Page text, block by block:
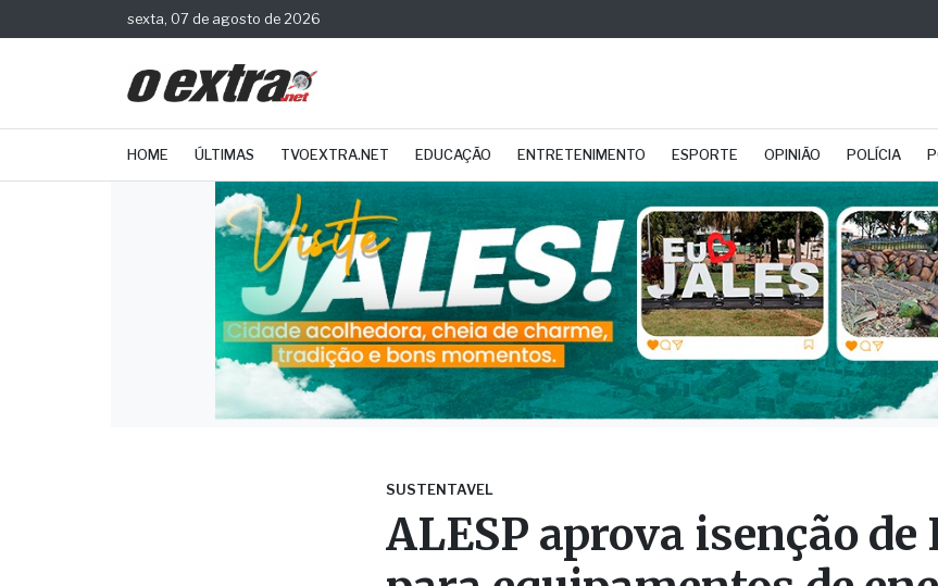
sexta, 07 de agosto de 2026
HOME ÚLTIMAS TVOEXTRA.NET EDUCAÇÃO ENTRETENIMENTO ESPORTE OPINIÃO POLÍCIA
SUSTENTAVEL
ALESP aprova isenção de
solar
Decisão do Conselho Nacional de Política Fazendária
em sessão realizada nesta terça, 26